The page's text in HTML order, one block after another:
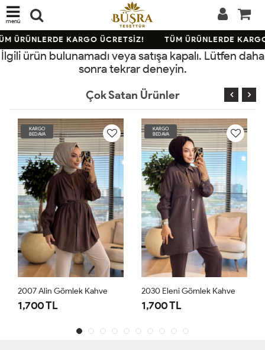
menü
ÜRÜNLERDE KARGO ÜCRETSİZ! TÜM ÜRÜNLERDE
İlgili ürün bulunamadı veya satışa kapalı. Lütfen daha
sonra tekrar deneyin.
Çok Satan Ürünler
KARGO
BEDAVA
2030 Eleni Gömlek Kahve
1,700 TL
KARGO
BEDAVA
TÜKENDİ
2007 Alin Gömlek Bej
1,700 TL